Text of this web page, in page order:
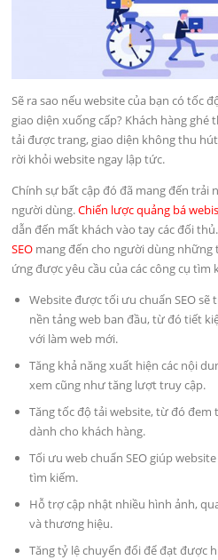
Sẽ ra sao nếu website của bạn có tốc
giao diện xuống cấp? Khách hàng
tải được trang, giao diện không thu
rời khỏi website ngay lập tức.
Chính sự bất cập đó đã mang đến trải
người dùng.Chiến lược quảng bá
dẫn đến mất khách vào tay các đối
SEO mang đến cho người dùng
ứng được yêu cầu của các công cụ tìm
Website được tối ưu chuẩn SEO
nền tảng web ban đầu, từ đó tiết
với làm web mới.
Tăng khả năng xuất hiện các nội
xem cũng như tăng lượt truy cập.
Tăng tốc độ tải website, từ đó
dành cho khách hàng.
Tối ưu web chuẩn SEO giúp
tìm kiếm.
Hỗ trợ cập nhật nhiều hình ảnh,
và thương hiệu.
Tăng tỷ lệ chuyển đổi để đạt được